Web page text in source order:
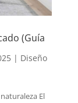
(Guía
| Diseño
El